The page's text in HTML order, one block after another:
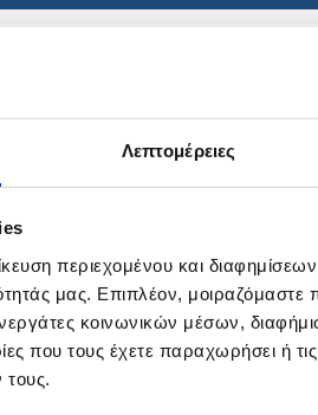
Λεπτομέρειες
περιεχομένου και
μας. Επιπλέον,
κοινωνικών μέσων,
που τους έχετε παραχωρήσει ή